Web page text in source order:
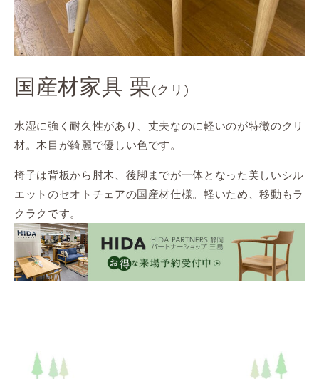
国産材家具 栗(クリ)
水湿に強く耐久性があり、丈夫なのに軽いのが特徴のクリ
材。木目が綺麗で優しい色です。
椅子は背板から肘木、後脚までが一体となった美しいシル
エットのセオトチェアの国産材仕様。軽いため、移動もラ
クラクです。